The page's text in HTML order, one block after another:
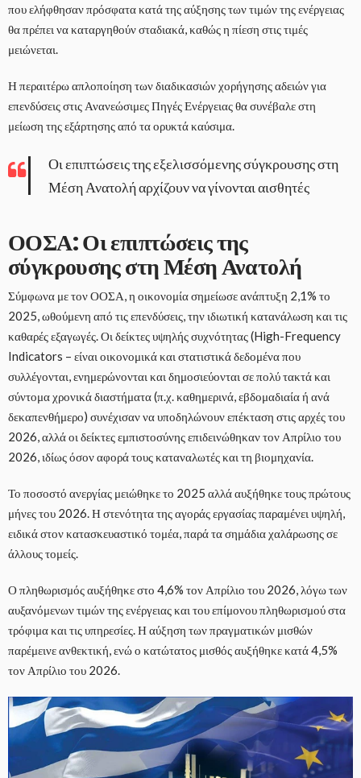
που ελήφθησαν πρόσφατα κατά της αύξησης των τιμών της ενέργειας
θα πρέπει να καταργηθούν σταδιακά, καθώς η πίεση στις τιμές
μειώνεται.
Η περαιτέρω απλοποίηση των διαδικασιών χορήγησης αδειών για
επενδύσεις στις Ανανεώσιμες Πηγές Ενέργειας θα συνέβαλε στη
μείωση της εξάρτησης από τα ορυκτά καύσιμα.
Οι επιπτώσεις της εξελισσόμενης σύγκρουσης στη
Μέση Ανατολή αρχίζουν να γίνονται αισθητές
ΟΟΣΑ: Οι επιπτώσεις της
σύγκρουσης στη Μέση Ανατολή
Σύμφωνα με τον ΟΟΣΑ, η οικονομία σημείωσε ανάπτυξη 2,1% το
2025, ωθούμενη από τις επενδύσεις, την ιδιωτική κατανάλωση και τις
καθαρές εξαγωγές. Οι δείκτες υψηλής συχνότητας (High-Frequency
Indicators – είναι οικονομικά και στατιστικά δεδομένα που
συλλέγονται, ενημερώνονται και δημοσιεύονται σε πολύ τακτά και
σύντομα χρονικά διαστήματα (π.χ. καθημερινά, εβδομαδιαία ή ανά
δεκαπενθήμερο) συνέχισαν να υποδηλώνουν επέκταση στις αρχές του
2026, αλλά οι δείκτες εμπιστοσύνης επιδεινώθηκαν τον Απρίλιο του
2026, ιδίως όσον αφορά τους καταναλωτές και τη βιομηχανία.
Το ποσοστό ανεργίας μειώθηκε το 2025 αλλά αυξήθηκε τους πρώτους
μήνες του 2026. Η στενότητα της αγοράς εργασίας παραμένει υψηλή,
ειδικά στον κατασκευαστικό τομέα, παρά τα σημάδια χαλάρωσης σε
άλλους τομείς.
Ο πληθωρισμός αυξήθηκε στο 4,6% τον Απρίλιο του 2026, λόγω των
αυξανόμενων τιμών της ενέργειας και του επίμονου πληθωρισμού στα
τρόφιμα και τις υπηρεσίες. Η αύξηση των πραγματικών μισθών
παρέμεινε ανθεκτική, ενώ ο κατώτατος μισθός αυξήθηκε κατά 4,5%
τον Απρίλιο του 2026.